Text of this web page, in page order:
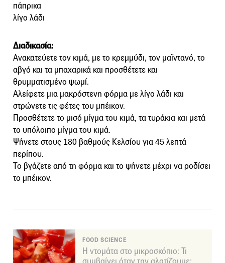
πάπρικα
λίγο λάδι
Διαδικασία:
Ανακατεύετε τον κιμά, με το κρεμμύδι, τον μαϊντανό, το
αβγό και τα μπαχαρικά και προσθέτετε και
θρυμματισμένο ψωμί.
Αλείφετε μια μακρόστενη φόρμα με λίγο λάδι και
στρώνετε τις φέτες του μπέικον.
Προσθέτετε το μισό μίγμα του κιμά, τα τυράκια και μετά
το υπόλοιπο μίγμα του κιμά.
Ψήνετε στους 180 βαθμούς Κελσίου για 45 λεπτά
περίπου.
Το βγάζετε από τη φόρμα και το ψήνετε μέχρι να ροδίσει
το μπέικον.
FOOD SCIENCE
Η ντομάτα στο μικροσκόπιο: Τι